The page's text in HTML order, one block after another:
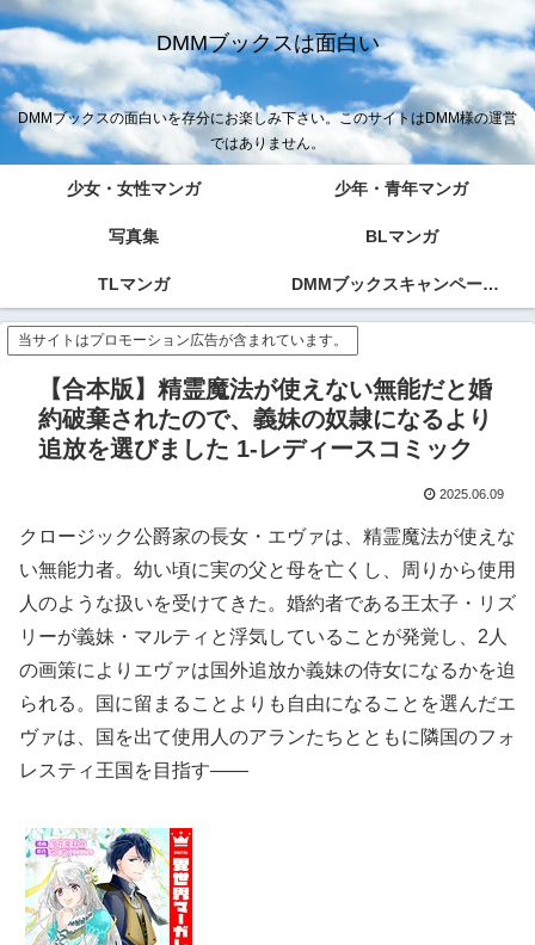
DMMブックスは面白い
DMMブックスの面白いを存分にお楽しみ下さい。このサイトはDMM様の運営
ではありません。
少女・女性マンガ 少年・青年マンガ
写真集 BLマンガ
TLマンガ DMMブックスキャンペーン！！
当サイトはプロモーション広告が含まれています。
【合本版】精霊魔法が使えない無能だと婚
約破棄されたので、義妹の奴隷になるより
追放を選びました 1-レディースコミック
2025.06.09
クロージック公爵家の長女・エヴァは、精霊魔法が使えな
い無能力者。幼い頃に実の父と母を亡くし、周りから使用
人のような扱いを受けてきた。婚約者である王太子・リズ
リーが義妹・マルティと浮気していることが発覚し、2人
の画策によりエヴァは国外追放か義妹の侍女になるかを迫
られる。国に留まることよりも自由になることを選んだエ
ヴァは、国を出て使用人のアランたちとともに隣国のフォ
レスティ王国を目指す――